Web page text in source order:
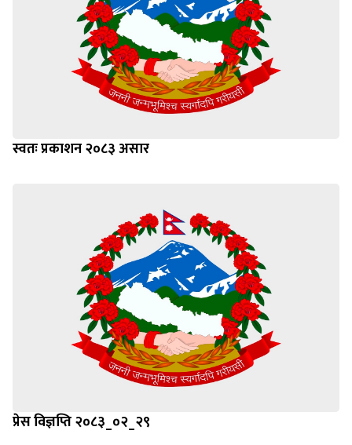
स्वतः प्रकाशन २०८३ असार
प्रेस विज्ञप्ति २०८३_०२_२९